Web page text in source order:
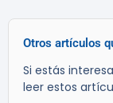
Otros artículos
Si estás
leer estos